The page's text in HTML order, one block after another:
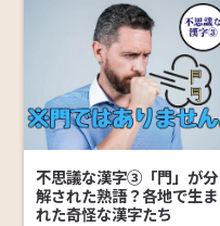
不思議な漢字③「門」が分
解された熟語？各地で生ま
れた奇怪な漢字たち